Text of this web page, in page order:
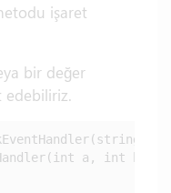
işaret
bir değer
edebiliriz.
a, int b);